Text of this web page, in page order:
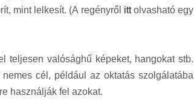
mint lelkesít. (A regényről ittolvasható egy
teljesen valósághű képeket, hangokat stb.
cél, például az oktatás szolgálatába
használják fel azokat.